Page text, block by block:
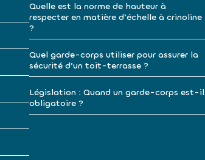
Quelle est la norme de hauteur à
respecter en matière d’échelle à crinoline
?
Quel garde-corps utiliser pour assurer la
sécurité d’un toit-terrasse ?
Législation : Quand un garde-corps est-il
obligatoire ?